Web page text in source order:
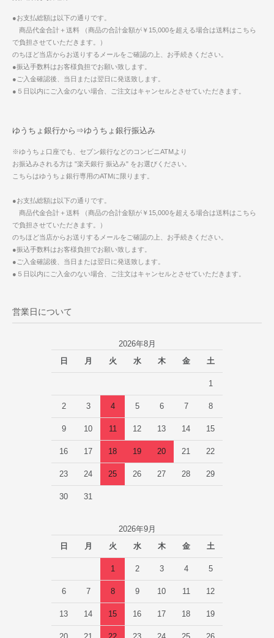
●お支払総額は以下の通りです。
商品代金合計＋送料 （商品の合計金額が￥15,000を超える場合は送料はこちら
で負担させていただきます。）
のちほど当店からお送りするメールをご確認の上、お手続きください。
●振込手数料はお客様負担でお願い致します。
●ご入金確認後、当日または翌日に発送致します。
●５日以内にご入金のない場合、ご注文はキャンセルとさせていただきます。
ゆうちょ銀行から⇒ゆうちょ銀行振込み
※ゆうちょ口座でも、セブン銀行などのコンビニATMより
お振込みされる方は "楽天銀行 振込み" をお選びください。
こちらはゆうちょ銀行専用のATMに限ります。
●お支払総額は以下の通りです。
商品代金合計＋送料 （商品の合計金額が￥15,000を超える場合は送料はこちら
で負担させていただきます。）
のちほど当店からお送りするメールをご確認の上、お手続きください。
●振込手数料はお客様負担でお願い致します。
●ご入金確認後、当日または翌日に発送致します。
●５日以内にご入金のない場合、ご注文はキャンセルとさせていただきます。
営業日について
2026年8月
日
月 火 水 木 金 土
1
2 3 4 5 6 7 8
9 10 11 12 13 14 15
16 17 18 19 20 21 22
23 24 25 26 27 28 29
30 31
2026年9月
日
月 火 水 木 金 土
1 2 3 4 5
6 7 8 9 10 11 12
13 14 15 16 17 18 19